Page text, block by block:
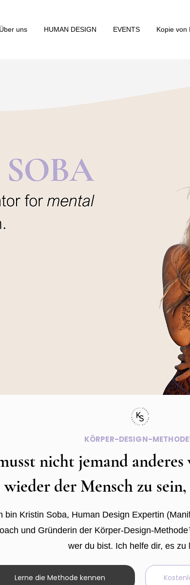
Über uns HUMAN DESIGN EVENTS Kopie von
KÖRPER-DESIGN-
nicht jemand
der Mensch zu
bin Kristin Soba, Human Design Expertin
und Gründerin der Körper-Design-
wer du bist. Ich helfe dir, es zu
Lerne die Methode kennen